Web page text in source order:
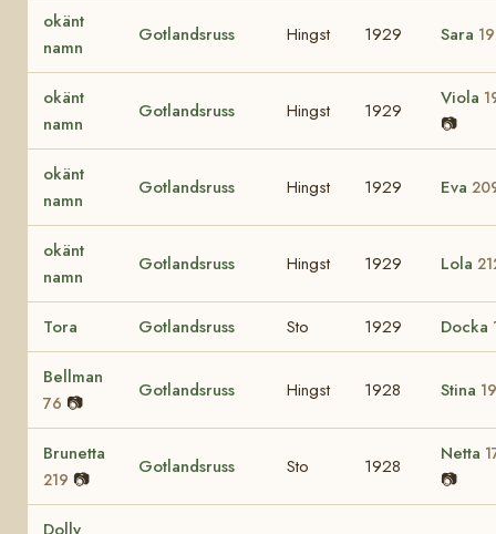
okänt
namn
Gotlandsruss Hingst 1929 Sara
okänt
namn
Gotlandsruss Hingst 1929
Viola
📷
okänt
namn
Gotlandsruss Hingst 1929 Eva
okänt
namn
Gotlandsruss Hingst 1929 Lola
Tora Gotlandsruss Sto 1929 Docka
Bellman
76 📷
Gotlandsruss Hingst 1928 Stina
Brunetta
219 📷
Gotlandsruss Sto 1928
Netta
📷
Dolly